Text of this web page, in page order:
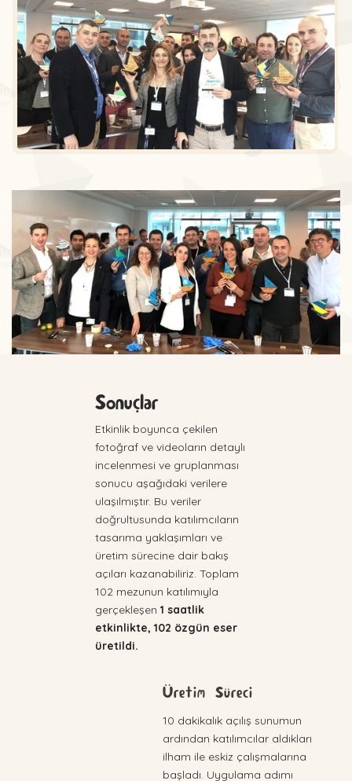
Sonuçlar
Etkinlik boyunca çekilen
fotoğraf ve videoların detaylı
incelenmesi ve gruplanması
sonucu aşağıdaki verilere
ulaşılmıştır. Bu veriler
doğrultusunda katılımcıların
tasarıma yaklaşımları ve
üretim sürecine dair bakış
açıları kazanabiliriz. Toplam
102 mezunun katılımıyla
gerçekleşen 1 saatlik
etkinlikte, 102 özgün eser
üretildi.
Üretim Süreci
10 dakikalık açılış sunumun
ardından katılımcılar aldıkları
ilham ile eskiz çalışmalarına
başladı. Uygulama adımı